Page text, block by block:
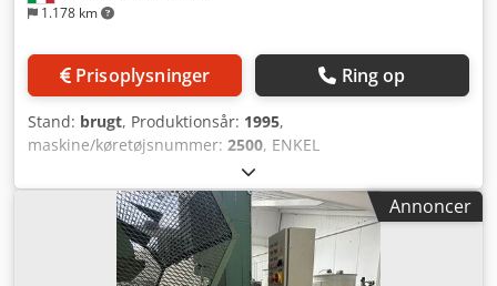
1.178 km
Prisoplysninger Ring op
Stand: brugt, Produktionsår: 1995,
maskine/køretøjsnummer: 2500, ENKEL
ENDEBEARBEJDNINGSMASKINE MED 2 BORDE BACCI
MODEL TSG2T - CE-GODKENDT - BRUGT - Effekt: 3,75 kW -
Spænding: 380V / 50Hz - Serienr.: 2500 Crodpfswrm N Nsx
Ahmsf - Årgang: 1995
Annoncer